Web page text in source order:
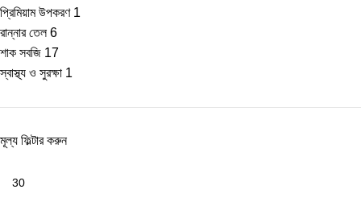
প্রিমিয়াম উপকরণ 1
রান্নার তেল 6
শাক সবজি 17
স্বাস্থ্য ও সুরক্ষা 1
মূল্য ফিল্টার করুন